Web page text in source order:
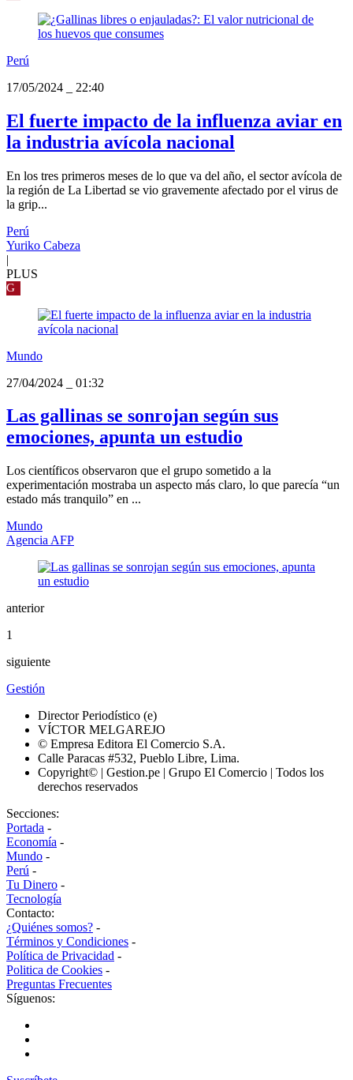
Perú
17/05/2024
22:40
El fuerte impacto de la influenza aviar en
la industria avícola nacional
En los tres primeros meses de lo que va del año, el sector avícola de
la región de La Libertad se vio gravemente afectado por el virus de
la grip...
Perú
Yuriko Cabeza
|
PLUS
G
Mundo
27/04/2024
01:32
Las gallinas se sonrojan según sus
emociones, apunta un estudio
Los científicos observaron que el grupo sometido a la
experimentación mostraba un aspecto más claro, lo que parecía “un
estado más tranquilo” en ...
Mundo
Agencia AFP
anterior
1
siguiente
Gestión
Director Periodístico (e)
VÍCTOR MELGAREJO
© Empresa Editora El Comercio S.A.
Calle Paracas #532, Pueblo Libre, Lima.
Copyright© | Gestion.pe | Grupo El Comercio | Todos los
derechos reservados
Secciones:
Portada -
Economía -
Mundo -
Perú -
Tu Dinero -
Tecnología
Contacto:
¿Quiénes somos? -
Términos y Condiciones -
Política de Privacidad -
Politica de Cookies -
Preguntas Frecuentes
Síguenos: